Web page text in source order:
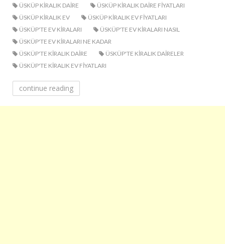
ÜSKÜP KIRALIK DAIRE
ÜSKÜP KIRALIK DAIRE FIYATLARI
ÜSKÜP KIRALIK EV
ÜSKÜP KIRALIK EV FIYATLARI
ÜSKÜP'TE EV KIRALARI
ÜSKÜP'TE EV KIRALARI NASIL
ÜSKÜP'TE EV KIRALARI NE KADAR
ÜSKÜP'TE KIRALIK DAIRE
ÜSKÜP'TE KIRALIK DAIRELER
ÜSKÜP'TE KIRALIK EV FIYATLARI
continue reading